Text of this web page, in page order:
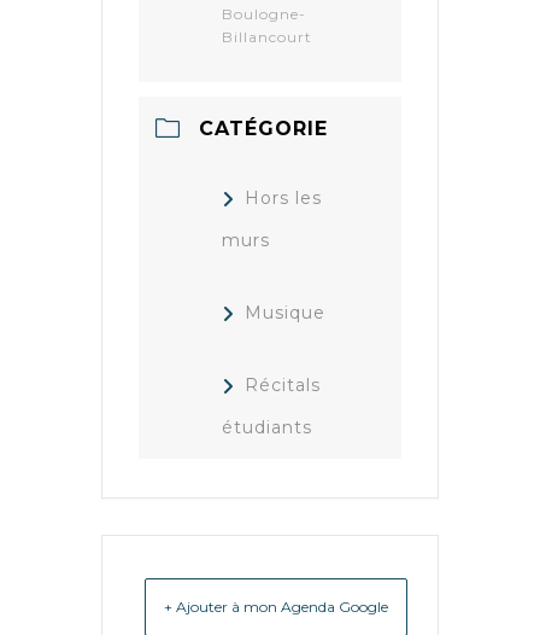
Boulogne-
Billancourt
CATÉGORIE
Hors les
murs
Musique
Récitals
étudiants
+ Ajouter à mon Agenda Google